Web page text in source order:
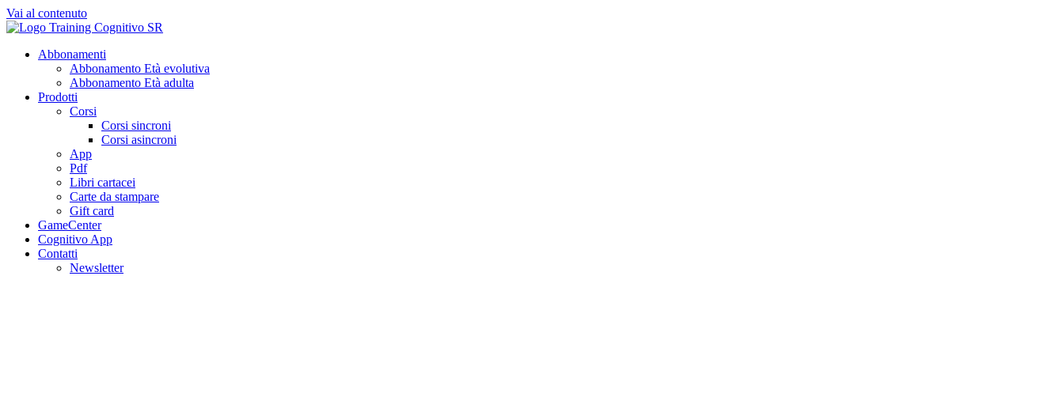
Vai al contenuto
Abbonamenti
Abbonamento Età evolutiva
Abbonamento Età adulta
Prodotti
Corsi
Corsi sincroni
Corsi asincroni
App
Pdf
Libri cartacei
Carte da stampare
Gift card
GameCenter
Cognitivo App
Contatti
Newsletter